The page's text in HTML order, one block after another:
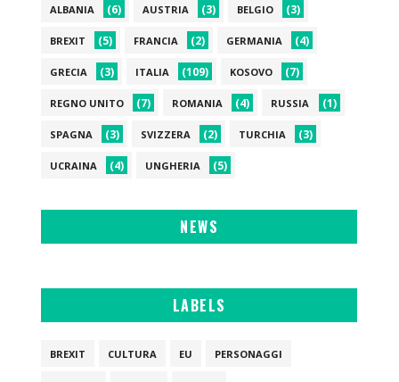
ALBANIA (6) AUSTRIA (3) BELGIO (3)
BREXIT (5) FRANCIA (2) GERMANIA (4)
GRECIA (3) ITALIA (109) KOSOVO (7)
REGNO UNITO (7) ROMANIA (4) RUSSIA (1)
SPAGNA (3) SVIZZERA (2) TURCHIA (3)
UCRAINA (4) UNGHERIA (5)
NEWS
LABELS
BREXIT CULTURA EU PERSONAGGI